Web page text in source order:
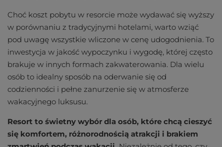
Choć koszt pobytu w resorcie może wydawać się wyższy
w porównaniu z tradycyjnymi hotelami, warto wziąć
pod uwagę wszystkie wliczone w cenę udogodnienia. To
inwestycja w jakość wypoczynku i wygodę, której często
brakuje w innych formach zakwaterowania. Dla wielu
osób to idealny sposób na oderwanie się od
codzienności i pełne zanurzenie się w atmosferze
wakacyjnego luksusu.
Resort to świetny wybór dla osób, które chcą cieszyć
się komfortem, różnorodnością atrakcji i brakiem